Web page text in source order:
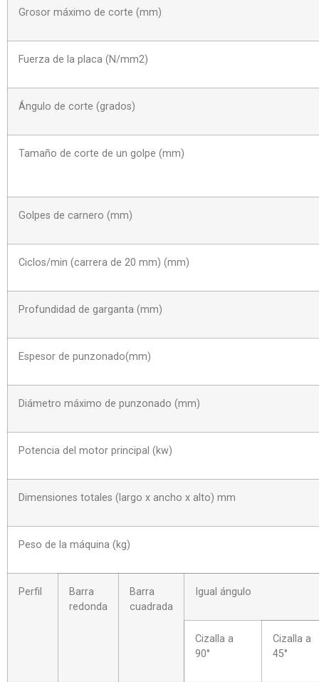
Grosor máximo de corte (mm)
Fuerza de la placa (N/mm2)
Ángulo de corte (grados)
Tamaño de corte de un golpe (mm)
Golpes de carnero (mm)
Ciclos/min (carrera de 20 mm) (mm)
Profundidad de garganta (mm)
Espesor de punzonado(mm)
Diámetro máximo de punzonado (mm)
Potencia del motor principal (kw)
Dimensiones totales (largo x ancho x alto) mm
Peso de la máquina (kg)
Perfil
Barra
redonda
Barra
cuadrada
Igual ángulo
Cizalla a
90°
Cizalla a
45°